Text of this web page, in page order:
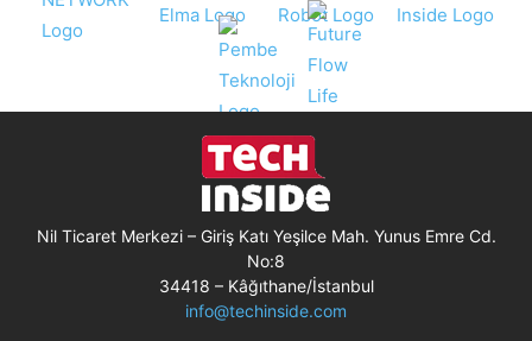
Nil Ticaret Merkezi – Giriş Katı Yeşilce Mah. Yunus Emre Cd.
No:8
34418 – Kâğıthane/İstanbul
info@techinside.com